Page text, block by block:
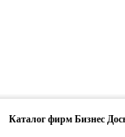
Каталог фирм Бизнес